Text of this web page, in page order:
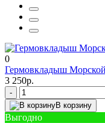
0
Гермовкладыш
3 250р.
-
В корзину
Выгодно